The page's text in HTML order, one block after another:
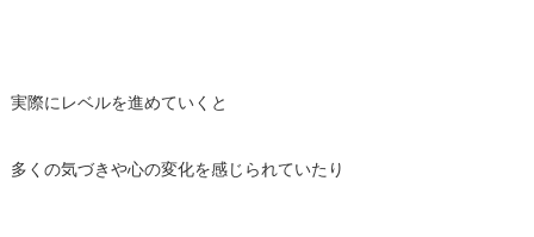
実際にレベルを進めていくと
多くの気づきや心の変化を感じられていたり